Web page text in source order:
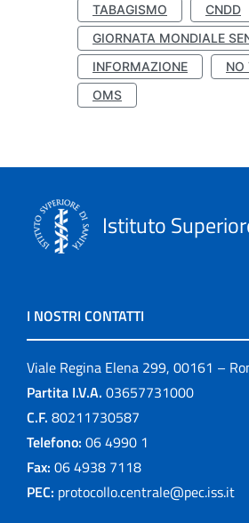
TABAGISMO
CNDD
GIORNATA MONDIALE
INFORMAZIONE
NO
OMS
Istituto
I NOSTRI CONTATTI
Viale Regina Elena 299, 00161 –
Partita I.V.A. 03657731000
C.F. 80211730587
Telefono: 06 4990 1
Fax: 06 4938 7118
PEC: protocollo.centrale@pec.iss.it